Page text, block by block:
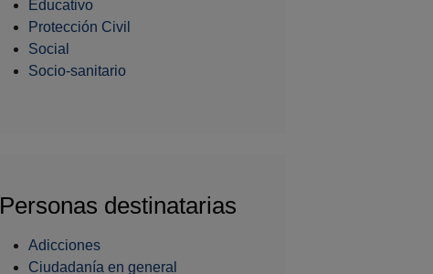
Educativo
Protección Civil
Social
Socio-sanitario
Personas destinatarias
Adicciones
Ciudadanía en general